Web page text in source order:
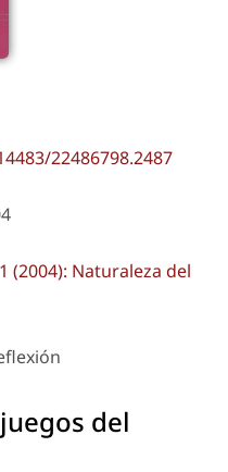
22486798.2487
(2004): Naturaleza del
del